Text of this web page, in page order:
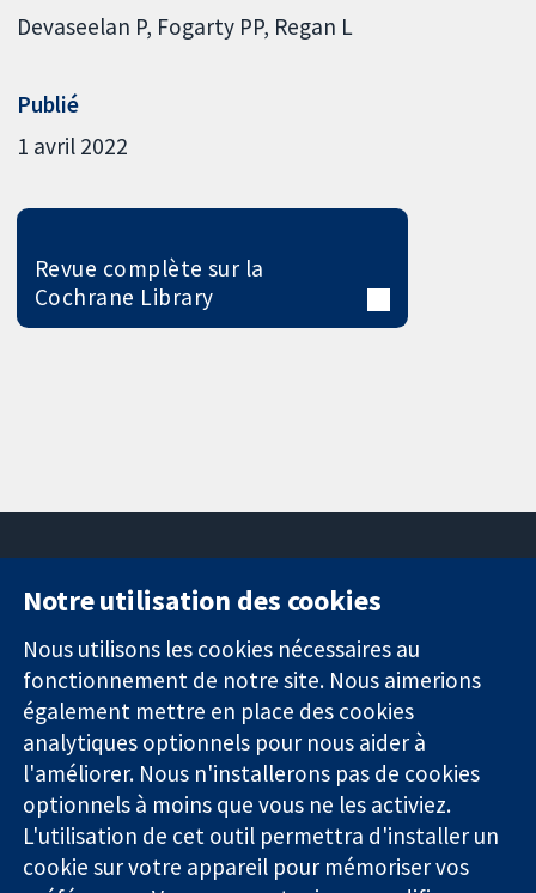
Devaseelan P Fogarty PP Regan L
Publié
1 avril 2022
Revue complète sur la
Cochrane Library
Des données
probantes.
Des décisions
éclairées.
Une meilleure
santé.
11-13 Cavendish
Square
Londres
W1G0AN
Royaume-Uni
nous
Actualités
Service de
presse
Qui sommes-
nous
Offres
d'emploi
Library
Notre utilisation des cookies
Nous utilisons les cookies nécessaires au
fonctionnement de notre site. Nous aimerions
également mettre en place des cookies
analytiques optionnels pour nous aider à
l'améliorer. Nous n'installerons pas de cookies
optionnels à moins que vous ne les activiez.
L'utilisation de cet outil permettra d'installer un
cookie sur votre appareil pour mémoriser vos